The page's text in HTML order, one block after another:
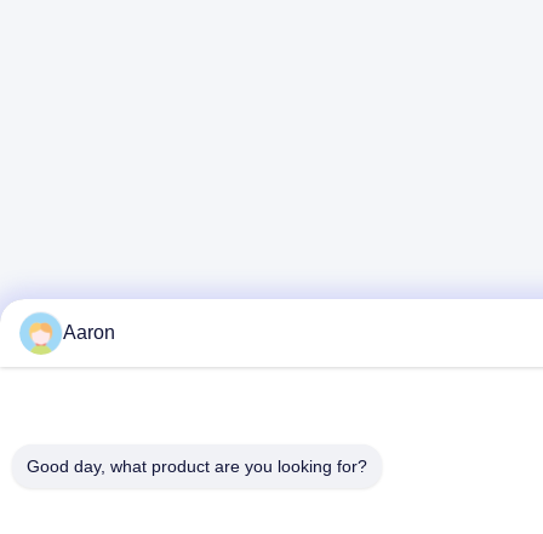
Aaron
Good day, what product are you looking for?